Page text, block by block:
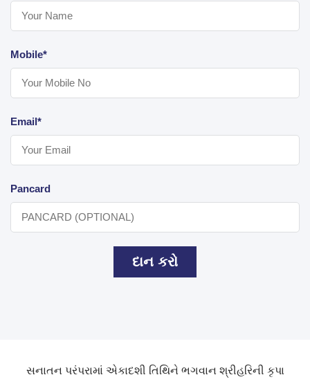
Mobile*
Email*
Pancard
દાન કરો
સનાતન પરંપરામાં એકાદશી તિથિને ભગવાન શ્રીહરિની કૃપા